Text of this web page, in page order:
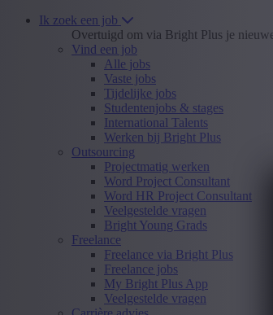
Ik zoek een job
Overtuigd om via Bright Plus je
Vind een job
Alle jobs
Vaste jobs
Tijdelijke jobs
Studentenjobs & stages
International Talents
Werken bij Bright Plus
Outsourcing
Projectmatig werken
Word Project Consultant
Word HR Project Consultant
Veelgestelde vragen
Bright Young Grads
Freelance
Freelance via Bright Plus
Freelance jobs
My Bright Plus App
Veelgestelde vragen